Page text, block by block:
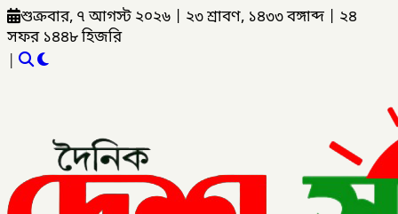
শুক্রবার, ৭ আগস্ট ২০২৬ ২৩ শ্রাবণ, ১৪৩৩ বঙ্গাব্দ
২৪
সফর ১৪৪৮ হিজরি
|